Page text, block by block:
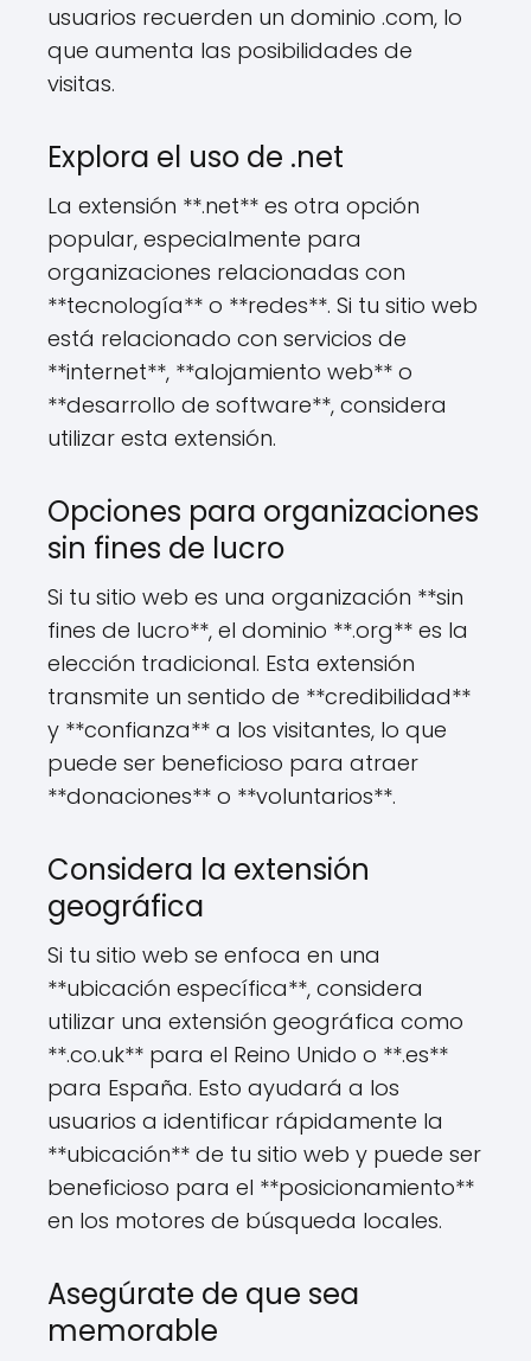
usuarios recuerden un dominio .com, lo
que aumenta las posibilidades de
visitas.
Explora el uso de .net
La extensión **.net** es otra opción
popular, especialmente para
organizaciones relacionadas con
**tecnología** o **redes**. Si tu sitio web
está relacionado con servicios de
**internet**, **alojamiento web** o
**desarrollo de software**, considera
utilizar esta extensión.
Opciones para organizaciones
sin fines de lucro
Si tu sitio web es una organización **sin
fines de lucro**, el dominio **.org** es la
elección tradicional. Esta extensión
transmite un sentido de **credibilidad**
y **confianza** a los visitantes, lo que
puede ser beneficioso para atraer
**donaciones** o **voluntarios**.
Considera la extensión
geográfica
Si tu sitio web se enfoca en una
**ubicación específica**, considera
utilizar una extensión geográfica como
**.co.uk** para el Reino Unido o **.es**
para España. Esto ayudará a los
usuarios a identificar rápidamente la
**ubicación** de tu sitio web y puede ser
beneficioso para el **posicionamiento**
en los motores de búsqueda locales.
Asegúrate de que sea
memorable